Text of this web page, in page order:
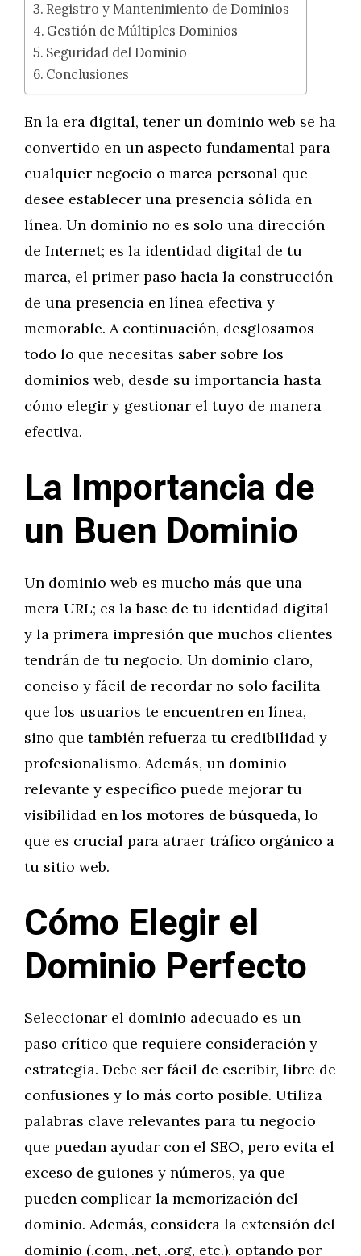
Registro y Mantenimiento de Dominios
Gestión de Múltiples Dominios
Seguridad del Dominio
Conclusiones
En la era digital, tener un dominio web se ha
convertido en un aspecto fundamental para
cualquier negocio o marca personal que
desee establecer una presencia sólida en
línea. Un dominio no es solo una dirección
de Internet; es la identidad digital de tu
marca, el primer paso hacia la construcción
de una presencia en línea efectiva y
memorable. A continuación, desglosamos
todo lo que necesitas saber sobre los
dominios web, desde su importancia hasta
cómo elegir y gestionar el tuyo de manera
efectiva.
La Importancia de
un Buen Dominio
Un dominio web es mucho más que una
mera URL; es la base de tu identidad digital
y la primera impresión que muchos clientes
tendrán de tu negocio. Un dominio claro,
conciso y fácil de recordar no solo facilita
que los usuarios te encuentren en línea,
sino que también refuerza tu credibilidad y
profesionalismo. Además, un dominio
relevante y específico puede mejorar tu
visibilidad en los motores de búsqueda, lo
que es crucial para atraer tráfico orgánico a
tu sitio web.
Cómo Elegir el
Dominio Perfecto
Seleccionar el dominio adecuado es un
paso crítico que requiere consideración y
estrategia. Debe ser fácil de escribir, libre de
confusiones y lo más corto posible. Utiliza
palabras clave relevantes para tu negocio
que puedan ayudar con el SEO, pero evita el
exceso de guiones y números, ya que
pueden complicar la memorización del
dominio. Además, considera la extensión del
dominio (.com, .net, .org, etc.), optando por